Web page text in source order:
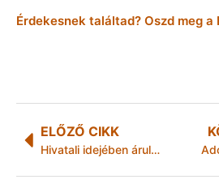
Érdekesnek találtad? Oszd meg a
ELŐZŐ CIKK
Hivatali idejében árulta a szert – Őrizetben az ózdi díler